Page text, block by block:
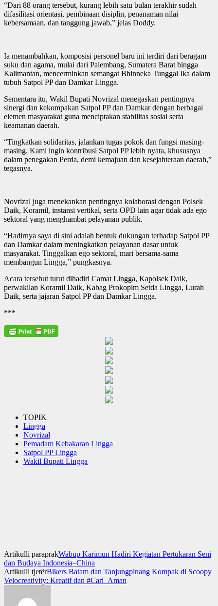
“Dari 88 orang tersebut, kurang lebih satu bulan terakhir sudah
difasilitasi orientasi, pembinaan disiplin, penanaman nilai
kebersamaan, dan tanggung jawab,” jelas Doddy.
Ia menambahkan, komposisi personel baru ini terdiri dari beragam
suku dan agama, mulai dari Palembang, Sumatera Barat hingga
Kalimantan, mencerminkan semangat Bhinneka Tunggal Ika dalam
tubuh Satpol PP dan Damkar Lingga.
Sementara itu, Wakil Bupati Novrizal menegaskan pentingnya
sinergi dan kekompakan Satpol PP dan Damkar dengan berbagai
elemen masyarakat guna menciptakan stabilitas sosial serta
keamanan daerah.
“Tingkatkan solidaritas, jalankan tugas pokok dan fungsi masing-
masing. Kami ingin kontribusi Satpol PP lebih nyata, khususnya
dalam penegakan Perda, demi kemajuan dan kesejahteraan daerah,”
tegasnya.
Novrizal juga menekankan pentingnya kolaborasi dengan Polsek
Daik, Koramil, instansi vertikal, serta OPD lain agar tidak ada ego
sektoral yang menghambat pelayanan publik.
“Hadirnya saya di sini adalah bentuk dukungan terhadap Satpol PP
dan Damkar dalam meningkatkan pelayanan dasar untuk
masyarakat. Tinggalkan ego sektoral, mari bersama-sama
membangun Lingga,” pungkasnya.
Acara tersebut turut dihadiri Camat Lingga, Kapolsek Daik,
perwakilan Koramil Daik, Kabag Prokopim Setda Lingga, Lurah
Daik, serta jajaran Satpol PP dan Damkar Lingga.
***
TOPIK
Lingga
Novrizal
Pemadam Kebakaran Lingga
Satpol PP Lingga
Wakil Bupati Lingga
Artikulli paraprakWabup Karimun Hadiri Kegiatan Pertukaran Seni
dan Budaya Indonesia–China
Artikulli tjetërBikers Batam dan Tanjungpinang Kompak di Scoopy
Velocreativity: Kreatif dan #Cari_Aman